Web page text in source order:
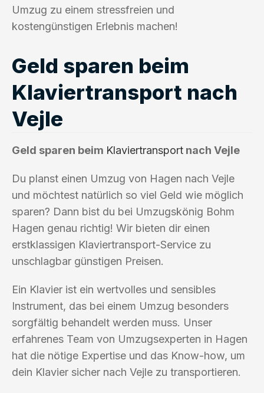
Umzug zu einem stressfreien und
kostengünstigen Erlebnis machen!
Geld sparen beim
Klaviertransport nach
Vejle
Geld sparen beim Klaviertransport nach Vejle
Du planst einen Umzug von Hagen nach Vejle
und möchtest natürlich so viel Geld wie möglich
sparen? Dann bist du bei Umzugskönig Bohm
Hagen genau richtig! Wir bieten dir einen
erstklassigen Klaviertransport-Service zu
unschlagbar günstigen Preisen.
Ein Klavier ist ein wertvolles und sensibles
Instrument, das bei einem Umzug besonders
sorgfältig behandelt werden muss. Unser
erfahrenes Team von Umzugsexperten in Hagen
hat die nötige Expertise und das Know-how, um
dein Klavier sicher nach Vejle zu transportieren.